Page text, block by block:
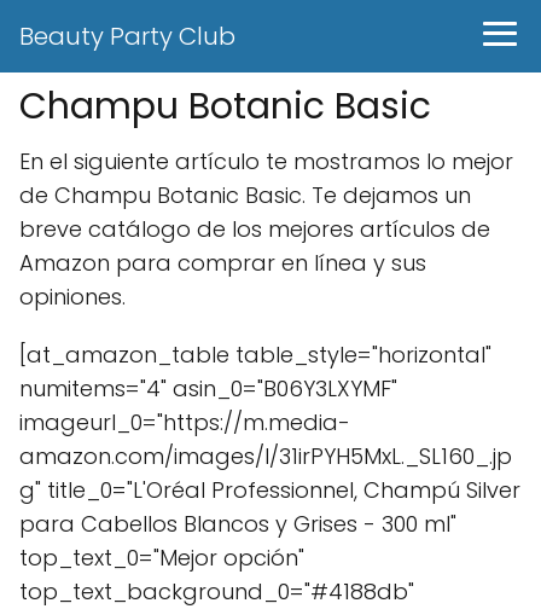
Beauty Party Club
Champu Botanic Basic
En el siguiente artículo te mostramos lo mejor
de Champu Botanic Basic. Te dejamos un
breve catálogo de los mejores artículos de
Amazon para comprar en línea y sus
opiniones.
[at_amazon_table table_style="horizontal"
numitems="4" asin_0="B06Y3LXYMF"
imageurl_0="https://m.media-
amazon.com/images/I/31irPYH5MxL._SL160_.jp
g" title_0="L'Oréal Professionnel, Champú Silver
para Cabellos Blancos y Grises - 300 ml"
top_text_0="Mejor opción"
top_text_background_0="#4188db"